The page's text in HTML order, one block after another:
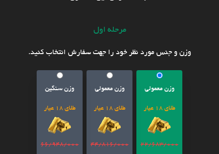
مرحله اول
وزن و جنس مورد نظر خود را جهت سفارش انتخاب کنید.
وزن معمولی
طلای 18 عیار
22/683/000
وزن معمولی
طلای 18 عیار
44/816/000
وزن سنگین
طلای 18 عیار
66/948/000